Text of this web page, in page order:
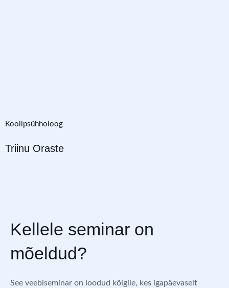
Koolipsühholoog
Triinu Oraste
Kellele seminar on
mõeldud?
See veebiseminar on loodud kõigile, kes igapäevaselt